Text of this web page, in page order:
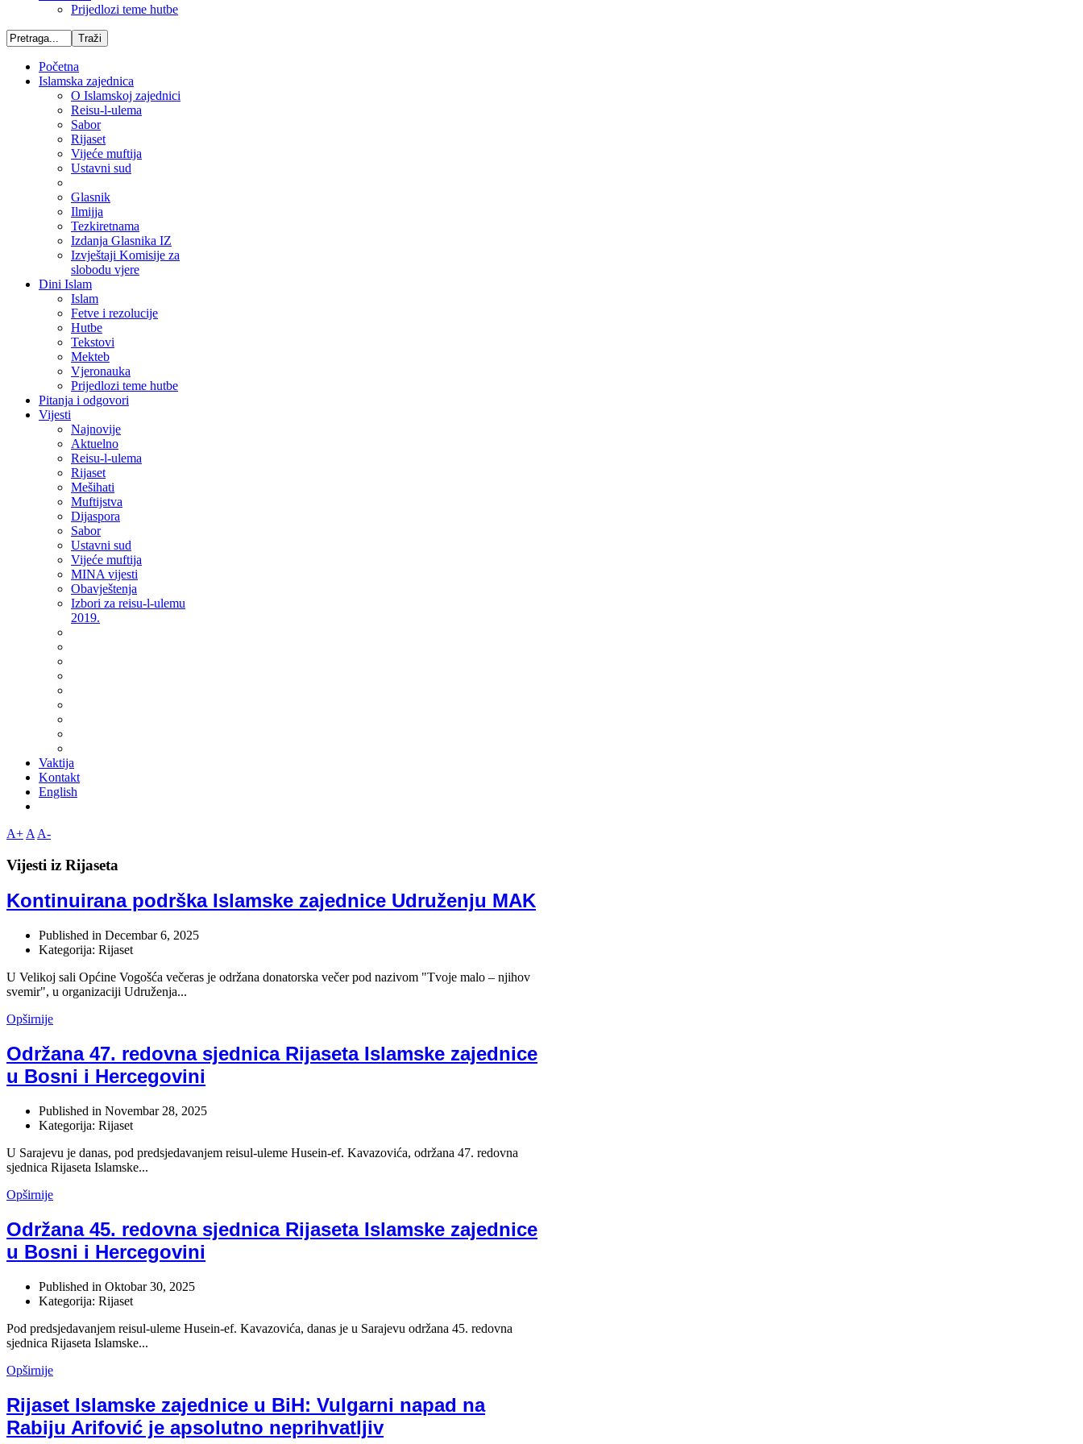
Prijedlozi teme hutbe
Početna
Islamska zajednica
O Islamskoj zajednici
Reisu-l-ulema
Sabor
Rijaset
Vijeće muftija
Ustavni sud
Glasnik
Ilmijja
Tezkiretnama
Izdanja Glasnika IZ
Izvještaji Komisije za
slobodu vjere
Dini Islam
Islam
Fetve i rezolucije
Hutbe
Tekstovi
Mekteb
Vjeronauka
Prijedlozi teme hutbe
Pitanja i odgovori
Vijesti
Najnovije
Aktuelno
Reisu-l-ulema
Rijaset
Mešihati
Muftijstva
Dijaspora
Sabor
Ustavni sud
Vijeće muftija
MINA vijesti
Obavještenja
Izbori za reisu-l-ulemu
2019.
Vaktija
Kontakt
English
A+ A A-
Vijesti iz Rijaseta
Kontinuirana podrška Islamske zajednice Udruženju MAK
Published in Decembar 6, 2025
Kategorija: Rijaset
U Velikoj sali Općine Vogošća večeras je održana donatorska večer pod nazivom "Tvoje malo – njihov
svemir", u organizaciji Udruženja...
Opširnije
Održana 47. redovna sjednica Rijaseta Islamske zajednice
u Bosni i Hercegovini
Published in Novembar 28, 2025
Kategorija: Rijaset
U Sarajevu je danas, pod predsjedavanjem reisul-uleme Husein-ef. Kavazovića, održana 47. redovna
sjednica Rijaseta Islamske...
Opširnije
Održana 45. redovna sjednica Rijaseta Islamske zajednice
u Bosni i Hercegovini
Published in Oktobar 30, 2025
Kategorija: Rijaset
Pod predsjedavanjem reisul-uleme Husein-ef. Kavazovića, danas je u Sarajevu održana 45. redovna
sjednica Rijaseta Islamske...
Opširnije
Rijaset Islamske zajednice u BiH: Vulgarni napad na
Rabiju Arifović je apsolutno neprihvatljiv